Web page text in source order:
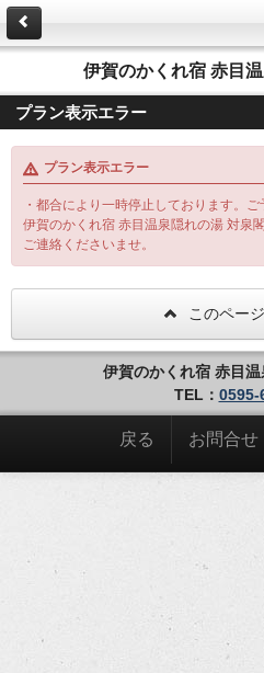
伊賀のかくれ宿 赤目
プラン表示エラー
プラン表示エラー
・都合により一時停止しております。ご
伊賀のかくれ宿 赤目温泉隠れの湯 対泉
ご連絡くださいませ。
このペー
伊賀のかくれ宿 赤目
TEL： 0595-
戻る お問合せ